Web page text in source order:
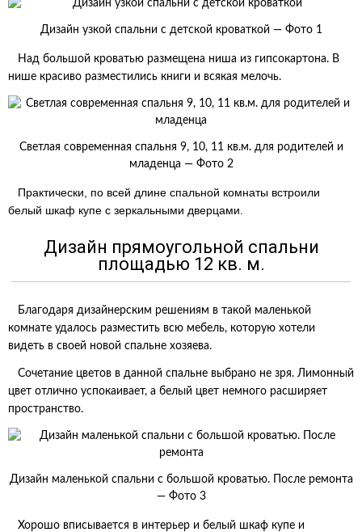
Дизайн узкой спальни с детской кроваткой — Фото 1
Над большой кроватью размещена ниша из гипсокартона. В
нише красиво разместились книги и всякая мелочь.
Светлая современная спальня 9, 10, 11 кв.м. для родителей и
младенца — Фото 2
Практически, по всей длине спальной комнаты встроили
белый шкаф купе с зеркальными дверцами.
Дизайн прямоугольной спальни
площадью 12 кв. м.
Благодаря дизайнерским решениям в такой маленькой
комнате удалось разместить всю мебель, которую хотели
видеть в своей новой спальне хозяева.
Сочетание цветов в данной спальне выбрано не зря. Лимонный
цвет отлично успокаивает, а белый цвет немного расширяет
пространство.
Дизайн маленькой спальни с большой кроватью. После ремонта
— Фото 3
Хорошо вписывается в интерьер и белый шкаф купе и